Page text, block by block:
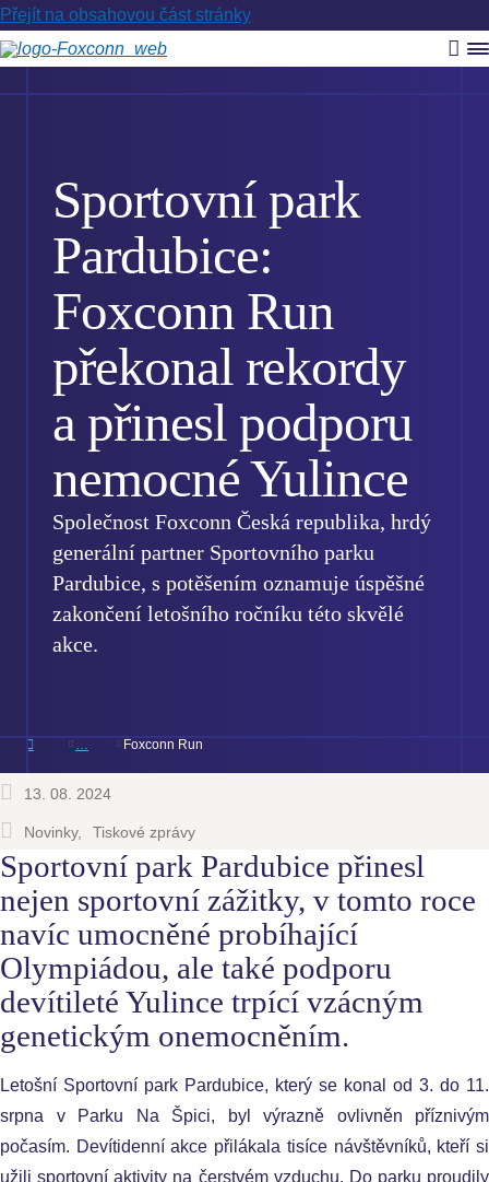
Přejít na obsahovou část stránky
Sportovní park
Pardubice:
Foxconn Run
překonal rekordy
a přinesl podporu
nemocné Yulince
Společnost Foxconn Česká republika, hrdý
generální partner Sportovního parku
Pardubice, s potěšením oznamuje úspěšné
zakončení letošního ročníku této skvělé
akce.
Foxconn Run
13. 08. 2024
Novinky Tiskové zprávy
Sportovní park Pardubice přinesl
nejen sportovní zážitky, v tomto roce
navíc umocněné probíhající
Olympiádou, ale také podporu
devítileté Yulince trpící vzácným
genetickým onemocněním.
Letošní Sportovní park Pardubice, který se konal od 3. do 11.
srpna v Parku Na Špici, byl výrazně ovlivněn příznivým
počasím. Devítidenní akce přilákala tisíce návštěvníků, kteří si
užili sportovní aktivity na čerstvém vzduchu. Do parku proudily